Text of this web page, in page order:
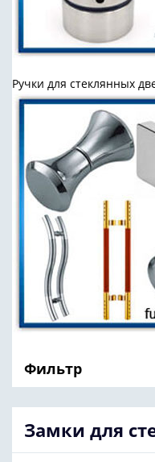
Ручки для стеклянных
Фильтр
Замки для